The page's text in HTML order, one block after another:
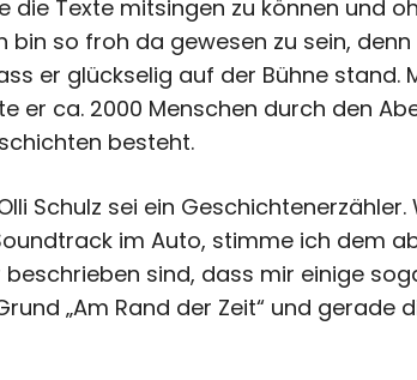
Texte mitsingen zu können und
bin so froh da gewesen zu sein,
er glückselig auf der Bühne stand.
er ca. 2000 Menschen durch den
besteht.
Schulz sei ein
im Auto, stimme ich dem
sind, dass mir einige
„Am Rand der Zeit“ und gerade